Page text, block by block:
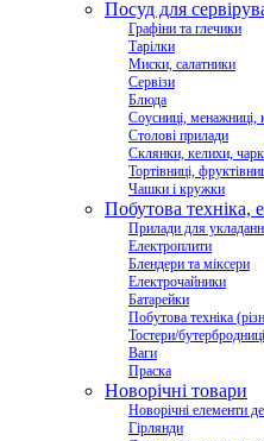
Посуд для
Графіни та глечики
Тарілки
Миски, салатники
Сервізи
Блюда
Соусниці, менажниці,
Столові прилади
Склянки, келихи,
Тортівниці,
Чашки і кружки
Побутова техніка,
Прилади для
Електроплити
Блендери та міксери
Електрочайники
Батарейки
Побутова техніка
Тостери/
Ваги
Праска
Новорічні товари
Новорічні елементи
Гірлянди